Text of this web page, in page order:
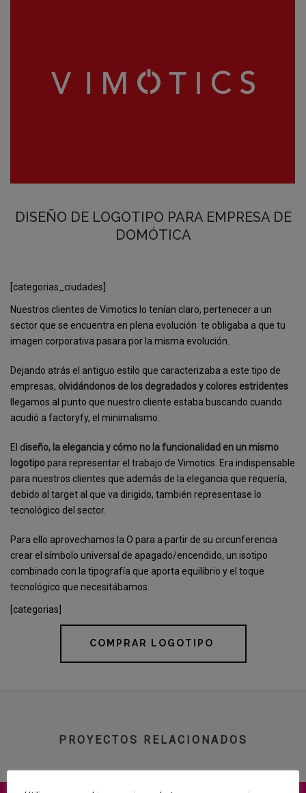
DISEÑO DE LOGOTIPO PARA EMPRESA DE
DOMÓTICA
[categorias_ciudades]
Nuestros clientes de Vimotics lo tenían claro, pertenecer a un
sector que se encuentra en plena evolución te obligaba a que tu
imagen corporativa pasara por la misma evolución.
Dejando atrás el antiguo estilo que caracterizaba a este tipo de
empresas, olvidándonos de los degradados y colores estridentes
llegamos al punto que nuestro cliente estaba buscando cuando
acudió a factoryfy, el minimalismo.
El diseño, la elegancia y cómo no la funcionalidad en un mismo
logotipopara representar el trabajo de Vimotics. Era indispensable
para nuestros clientes que además de la elegancia que requería,
debido al target al que va dirigido, también representase lo
tecnológico del sector.
Para ello aprovechamos la O para a partir de su circunferencia
crear el símbolo universal de apagado/encendido, un isotipo
combinado con la tipografía que aporta equilibrio y el toque
tecnológico que necesitábamos.
[categorias]
COMPRAR LOGOTIPO
PROYECTOS RELACIONADOS